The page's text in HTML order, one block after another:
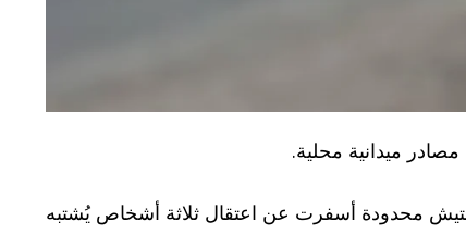
ميدانية محلية.
محدودة أسفرت عن اعتقال ثلاثة أشخاص يُشتبه